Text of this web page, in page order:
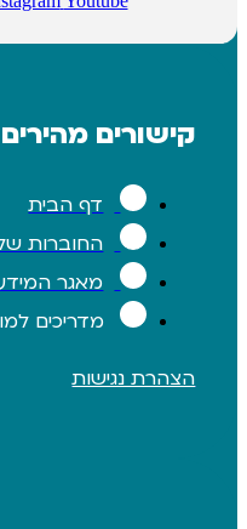
מהירים
דף הבית
החוברות של מעיינותיך
מאגר המידע
מדריכים למורה
נגישות